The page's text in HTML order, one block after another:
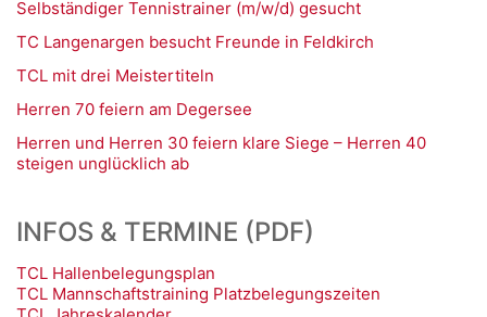
Selbständiger Tennistrainer (m/w/d) gesucht
TC Langenargen besucht Freunde in Feldkirch
TCL mit drei Meistertiteln
Herren 70 feiern am Degersee
Herren und Herren 30 feiern klare Siege – Herren 40
steigen unglücklich ab
INFOS & TERMINE (PDF)
TCL Hallenbelegungsplan
TCL Mannschaftstraining Platzbelegungszeiten